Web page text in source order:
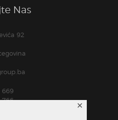
✕
Nas
92
669
766